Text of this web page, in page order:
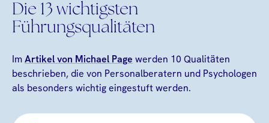
Die 13 wichtigsten
Führungsqualitäten
ImArtikel von Michael Page werden 10 Qualitäten
beschrieben, die von Personalberatern und Psychologen
als besonders wichtig eingestuft werden.